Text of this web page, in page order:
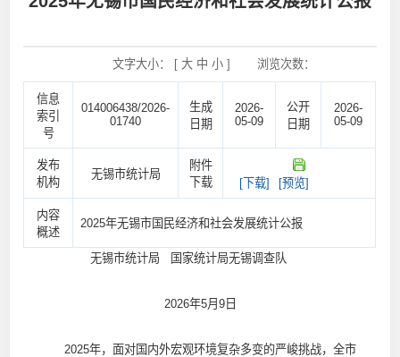
文字大小： [ 大 中 小] 浏览次数：
信息
索引
号
014006438/2026-
01740
生成
日期
2026-
05-09
公开
日期
2026-
05-09
发布
机构
无锡市统计局
附件
下载
[下载] [预览]
内容
概述
2025年无锡市国民经济和社会发展统计公报
无锡市统计局 国家统计局无锡调查队
2026年5月9日
2025年，面对国内外宏观环境复杂多变的严峻挑战，全市